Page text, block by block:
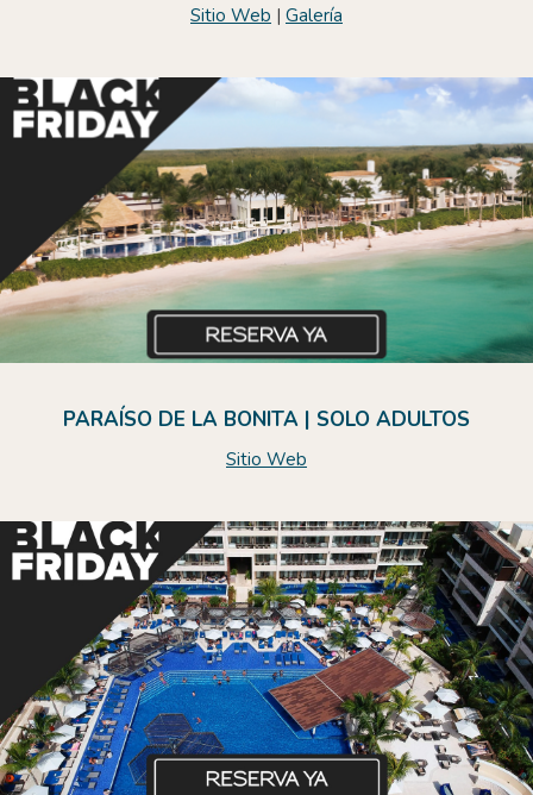
Sitio Web | Galería
PARAÍSO DE LA BONITA | SOLO ADULTOS
Sitio Web